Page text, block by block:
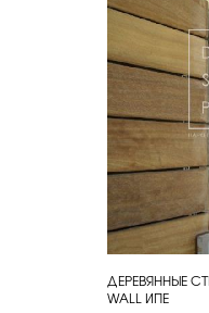
КУПИТЬ
ДЕРЕВЯННЫЕ
WALL ИПЕ